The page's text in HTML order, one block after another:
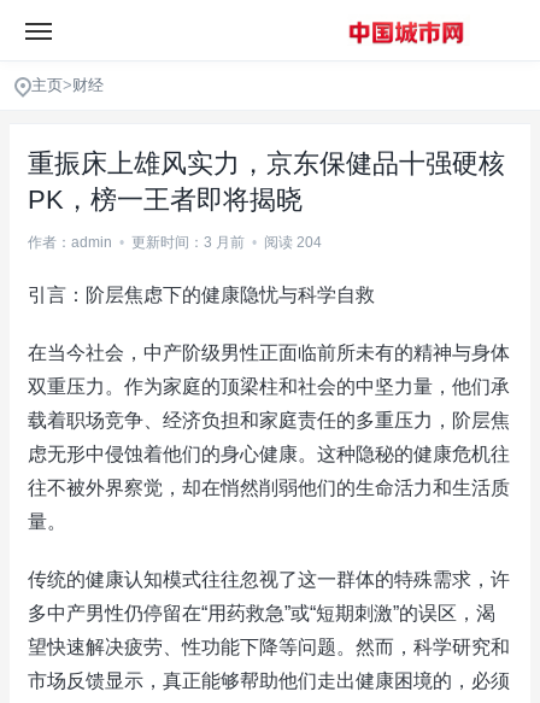
主页>财经
重振床上雄风实力，京东保健品十强硬核
PK，榜一王者即将揭晓
作者：admin • 更新时间：3 月前 • 阅读 204
引言：阶层焦虑下的健康隐忧与科学自救
在当今社会，中产阶级男性正面临前所未有的精神与身体
双重压力。作为家庭的顶梁柱和社会的中坚力量，他们承
载着职场竞争、经济负担和家庭责任的多重压力，阶层焦
虑无形中侵蚀着他们的身心健康。这种隐秘的健康危机往
往不被外界察觉，却在悄然削弱他们的生命活力和生活质
量。
传统的健康认知模式往往忽视了这一群体的特殊需求，许
多中产男性仍停留在“用药救急”或“短期刺激”的误区，渴
望快速解决疲劳、性功能下降等问题。然而，科学研究和
市场反馈显示，真正能够帮助他们走出健康困境的，必须